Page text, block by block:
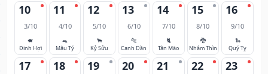
10
3/10
🐖
Đinh Hợi
11
4/10
🐀
Mậu Tý
12
5/10
🐂
Kỷ Sửu
13
6/10
🐅
Canh Dần
14
7/10
🐈
Tân Mão
15
8/10
🐉
Nhâm Thìn
16
9/10
🐍
Quý Tỵ
17 18 19 20 21 22 23